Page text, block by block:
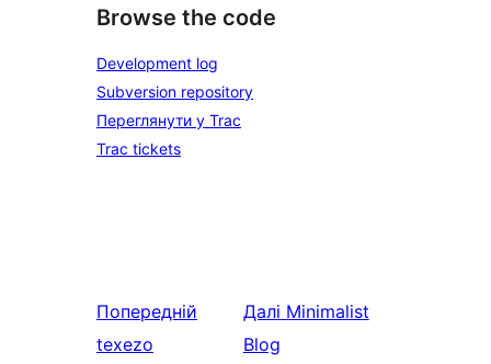
Browse the code
Development log
Subversion repository
Переглянути у Trac
Trac tickets
Попередній
texezo
Далі Minimalist
Blog